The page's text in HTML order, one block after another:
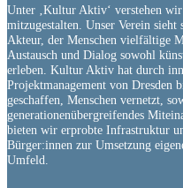
Unter ‚Kultur Aktiv‘ verstehen
mitzugestalten. Unser Verein
Akteur, der Menschen vielfältige
Austausch und Dialog sowohl
erleben. Kultur Aktiv hat durch
Projektmanagement von Dresden
geschaffen, Menschen vernetzt,
generationenübergreifendes
bieten wir erprobte Infrastruktur
Bürger:innen zur Umsetzung
Umfeld.